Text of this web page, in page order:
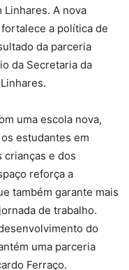
Linhares. A nova
a política de
da parceria
da Secretaria da
uma escola nova,
estudantes em
crianças e dos
reforça a
também garante mais
de trabalho.
do
uma parceria
Ferraço.